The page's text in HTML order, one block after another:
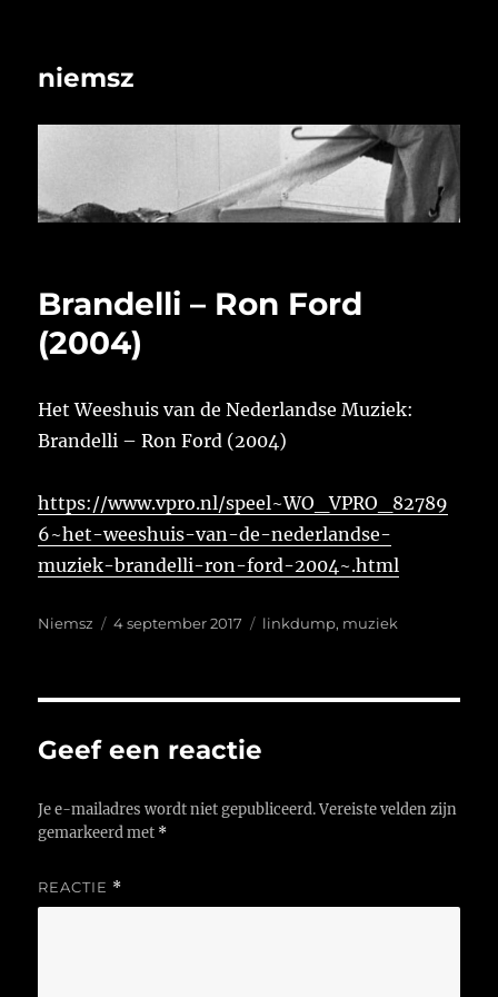
niemsz
Brandelli – Ron Ford
(2004)
Het Weeshuis van de Nederlandse Muziek:
Brandelli – Ron Ford (2004)
https://www.vpro.nl/speel~WO_VPRO_82789
6~het-weeshuis-van-de-nederlandse-
muziek-brandelli-ron-ford-2004~.html
Auteur
Niemsz
Geplaatst
4 september 2017 Tags
linkdump, muziek
Geef een reactie
Je e-mailadres wordt niet gepubliceerd. Vereiste velden zijn
gemarkeerd met *
REACTIE *